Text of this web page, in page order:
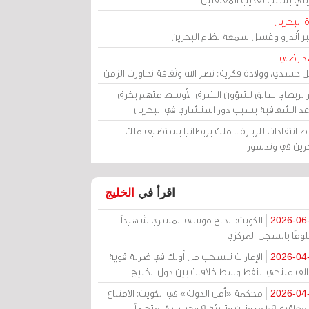
البحرين
أندرو وغسل سمعة نظام البحرين
رضي
جسدي، وولادة فكرية: نصر الله وثقافة تجاوزت الزمن
بريطاني سابق لشؤون الشرق الأوسط متهم بخرق
الشفافية بسبب دور استشاري في البحرين
انتقادات للزيارة .. ملك بريطانيا يستضيف ملك
في وندسور
اقرأ في الخليج
2026-
الكويت: الحاج موسى المسري شهيداً
بالسجن المركزي
2026-
الإمارات تنسحب من أوبك في ضربة قوية
منتجي النفط وسط خلافات بين دول الخليج
2026-
محكمة «أمن الدولة» في الكويت: الامتناع